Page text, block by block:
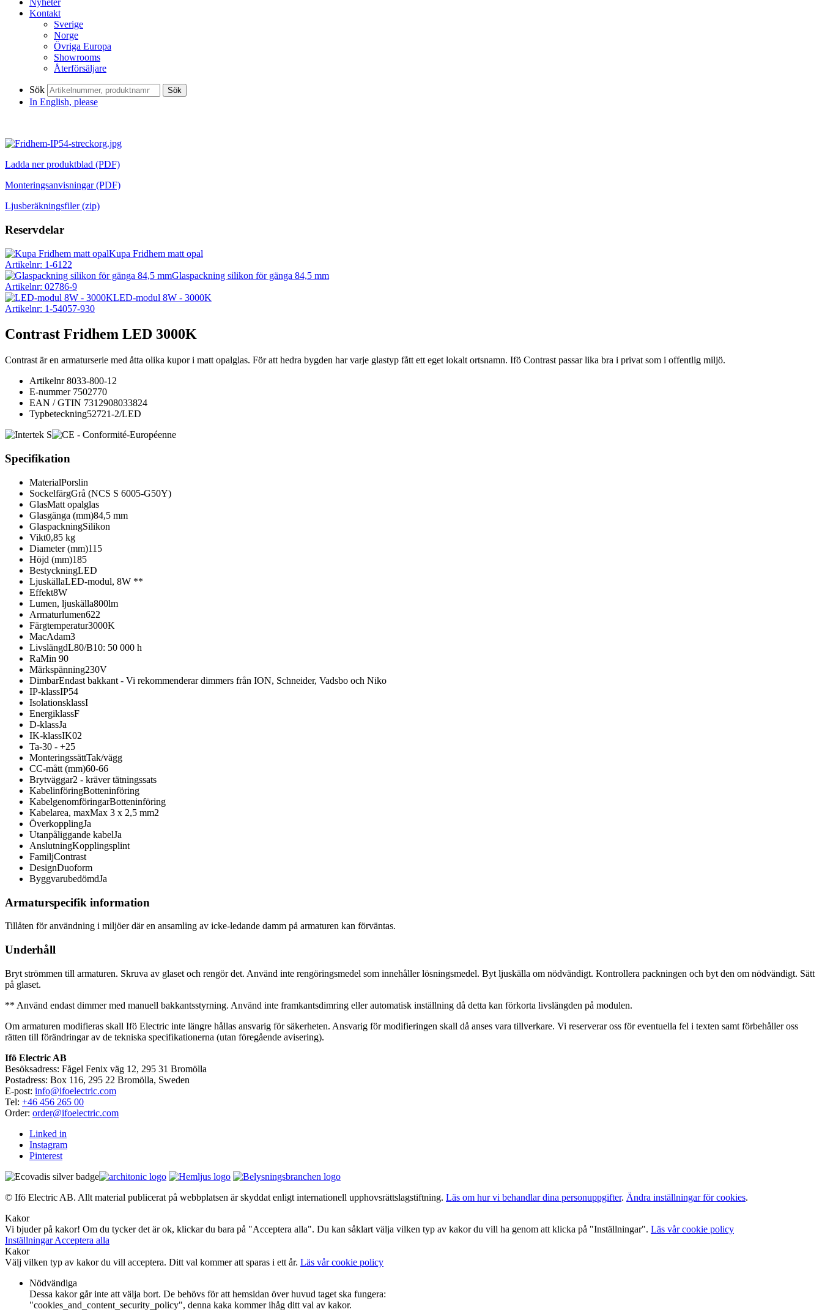
Nyheter
Kontakt
Sverige
Norge
Övriga Europa
Showrooms
Återförsäljare
Sök Sök
In English, please
Ladda ner produktblad (PDF)
Monteringsanvisningar (PDF)
Ljusberäkningsfiler (zip)
Reservdelar
Kupa Fridhem matt opal
Artikelnr: 1-6122
Glaspackning silikon för gänga 84,5 mm
Artikelnr: 02786-9
LED-modul 8W - 3000K
Artikelnr: 1-54057-930
Contrast Fridhem LED 3000K
Contrast är en armaturserie med åtta olika kupor i matt opalglas. För att hedra bygden har varje glastyp fått ett eget lokalt ortsnamn. Ifö Contrast passar lika bra i privat som i offentlig miljö.
Artikelnr8033-800-12
E-nummer7502770
EAN / GTIN 7312908033824
Typbeteckning52721-2/LED
Specifikation
MaterialPorslin
SockelfärgGrå (NCS S 6005-G50Y)
GlasMatt opalglas
Glasgänga (mm)84,5 mm
GlaspackningSilikon
Vikt0,85 kg
Diameter (mm)115
Höjd (mm)185
BestyckningLED
LjuskällaLED-modul, 8W **
Effekt8W
Lumen, ljuskälla800lm
Armaturlumen622
Färgtemperatur3000K
MacAdam3
LivslängdL80/B10: 50 000 h
RaMin 90
Märkspänning230V
DimbarEndast bakkant - Vi rekommenderar dimmers från ION, Schneider, Vadsbo och Niko
IP-klassIP54
IsolationsklassI
EnergiklassF
D-klassJa
IK-klassIK02
Ta-30 - +25
MonteringssättTak/vägg
CC-mått (mm)60-66
Brytväggar2 - kräver tätningssats
KabelinföringBotteninföring
KabelgenomföringarBotteninföring
Kabelarea, maxMax 3 x 2,5 mm2
ÖverkopplingJa
Utanpåliggande kabelJa
AnslutningKopplingsplint
FamiljContrast
DesignDuoform
ByggvarubedömdJa
Armaturspecifik information
Tillåten för användning i miljöer där en ansamling av icke-ledande damm på armaturen kan förväntas.
Underhåll
Bryt strömmen till armaturen. Skruva av glaset och rengör det. Använd inte rengöringsmedel som innehåller lösningsmedel. Byt ljuskälla om nödvändigt. Kontrollera packningen och byt den om nödvändigt. Sätt
på glaset.
** Använd endast dimmer med manuell bakkantsstyrning. Använd inte framkantsdimring eller automatisk inställning då detta kan förkorta livslängden på modulen.
Om armaturen modifieras skall Ifö Electric inte längre hållas ansvarig för säkerheten. Ansvarig för modifieringen skall då anses vara tillverkare. Vi reserverar oss för eventuella fel i texten samt förbehåller oss
rätten till förändringar av de tekniska specifikationerna (utan föregående avisering).
Ifö Electric AB
Besöksadress: Fågel Fenix väg 12, 295 31 Bromölla
Postadress: Box 116, 295 22 Bromölla, Sweden
E-post: info@ifoelectric.com
Tel: +46 456 265 00
Order: order@ifoelectric.com
Linked in
Instagram
Pinterest
© Ifö Electric AB. Allt material publicerat på webbplatsen är skyddat enligt internationell upphovsrättslagstiftning. Läs om hur vi behandlar dina personuppgifter. Ändra inställningar för cookies.
Kakor
Vi bjuder på kakor! Om du tycker det är ok, klickar du bara på "Acceptera alla". Du kan såklart välja vilken typ av kakor du vill ha genom att klicka på "Inställningar". Läs vår cookie policy
InställningarAcceptera alla
Kakor
Välj vilken typ av kakor du vill acceptera. Ditt val kommer att sparas i ett år. Läs vår cookie policy
Nödvändiga
Dessa kakor går inte att välja bort. De behövs för att hemsidan över huvud taget ska fungera:
"cookies_and_content_security_policy", denna kaka kommer ihåg ditt val av kakor.